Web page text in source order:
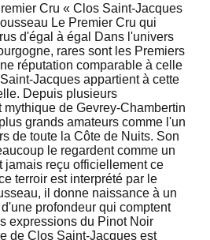
Cru « Clos Saint-Jacques
Le Premier Cru qui
d'égal à égal Dans l'univers
rares sont les Premiers
réputation comparable à celle
Jacques appartient à cette
Depuis plusieurs
de Gevrey-Chambertin
grands amateurs comme l'un
de toute la Côte de Nuits. Son
le regardent comme un
jamais reçu officiellement ce
terroir est interprété par le
il donne naissance à un
profondeur qui comptent
expressions du Pinot Noir
de Clos Saint-Jacques est